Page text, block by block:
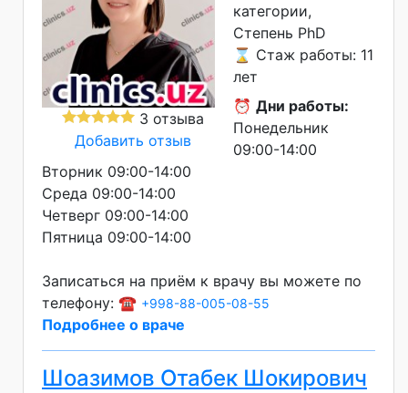
3 отзыва
Добавить отзыв
категории
Степень PhD
⌛ Стаж работы: 11
лет
⏰ Дни работы:
Понедельник
09:00-14:00
Вторник 09:00-14:00
Среда 09:00-14:00
Четверг 09:00-14:00
Пятница 09:00-14:00
Записаться на приём к врачу вы можете по
телефону: ☎️ +998-88-005-08-55
Подробнее о враче
Шоазимов Отабек Шокирович